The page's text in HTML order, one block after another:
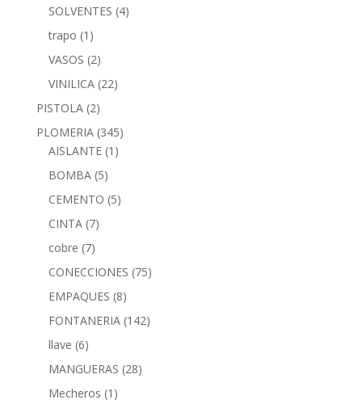
SOLVENTES (4)
trapo (1)
VASOS (2)
VINILICA (22)
PISTOLA (2)
PLOMERIA (345)
AISLANTE (1)
BOMBA (5)
CEMENTO (5)
CINTA (7)
cobre (7)
CONECCIONES (75)
EMPAQUES (8)
FONTANERIA (142)
llave (6)
MANGUERAS (28)
Mecheros (1)